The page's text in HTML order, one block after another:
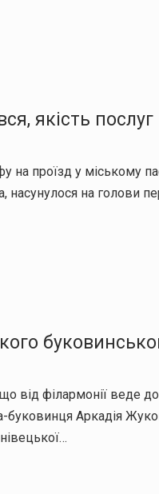
якість
на проїзд у міському
насунулося на голови
від філармонії веде
буковинця Аркадія